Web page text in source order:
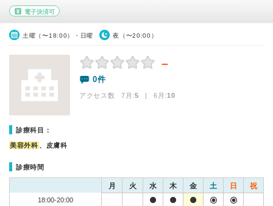
電子決済可
土曜（〜18:00）・日曜 夜（〜20:00）
－
0件
アクセス数 7月:5 | 6月:10
診療科目：
美容外科 、皮膚科
診療時間
月 火 水 木 金 土 日 祝
18:00-20:00